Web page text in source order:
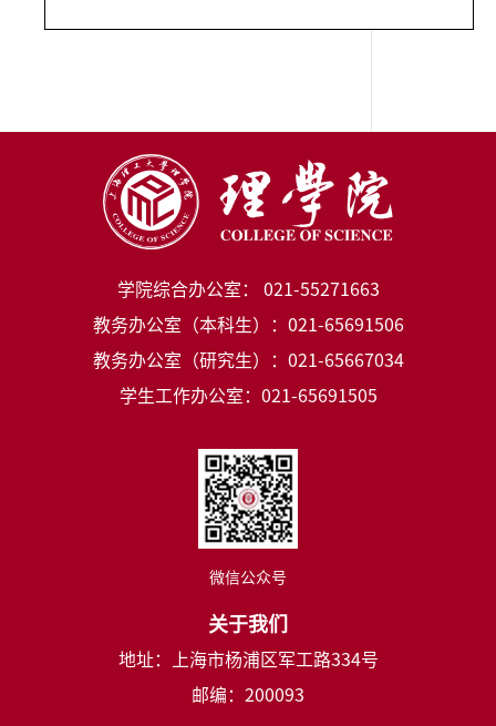
学院综合办公室： 021-55271663
教务办公室（本科生）：021-65691506
教务办公室（研究生）：021-65667034
学生工作办公室：021-65691505
微信公众号
关于我们
地址：上海市杨浦区军工路334号
邮编：200093